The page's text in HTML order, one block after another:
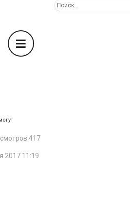
417
2017 11:19